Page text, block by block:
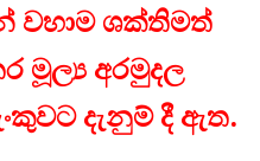
වහාම ශක්තිමත්
මූල්‍ය අරමුදල
දැනුම් දී ඇත.